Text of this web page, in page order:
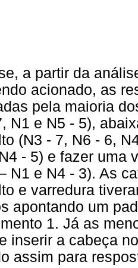
a partir da
acionado, as
pela maioria
N1 e N5 - 5),
(N3 - 7, N6 - 6,
- 5) e fazer uma
N1 e N4 - 3). As
e varredura
apontando um
1. Já as
inserir a cabeça
assim para